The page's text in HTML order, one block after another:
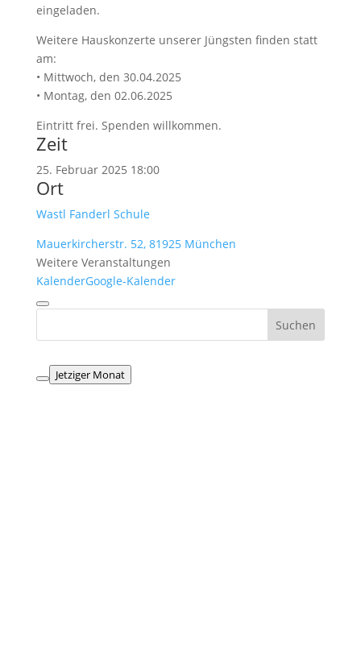
eingeladen.
Weitere Hauskonzerte unserer Jüngsten finden statt
am:
• Mittwoch, den 30.04.2025
• Montag, den 02.06.2025
Eintritt frei. Spenden willkommen.
Zeit
25. Februar 2025 18:00
Ort
Wastl Fanderl Schule
Mauerkircherstr. 52, 81925 München
Weitere Veranstaltungen
KalenderGoogle-Kalender
Jetziger Monat